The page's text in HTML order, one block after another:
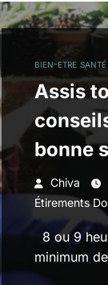
BIEN-ETRE SANTÉ
Assis
bonne
Chiva
Étirements
8 ou 9
minimum